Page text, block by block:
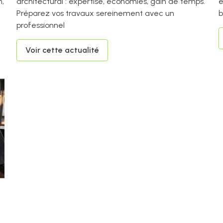
Préparez vos travaux sereinement avec un
professionnel
Voir cette actualité